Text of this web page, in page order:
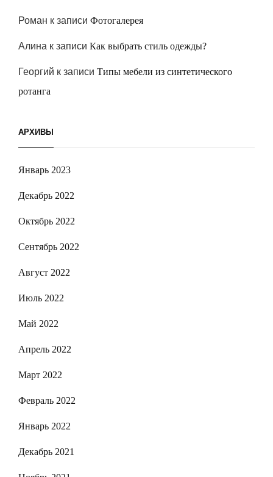
Роман к записи Фотогалерея
Алина к записи Как выбрать стиль одежды?
Георгий к записи Типы мебели из синтетического
ротанга
АРХИВЫ
Январь 2023
Декабрь 2022
Октябрь 2022
Сентябрь 2022
Август 2022
Июль 2022
Май 2022
Апрель 2022
Март 2022
Февраль 2022
Январь 2022
Декабрь 2021